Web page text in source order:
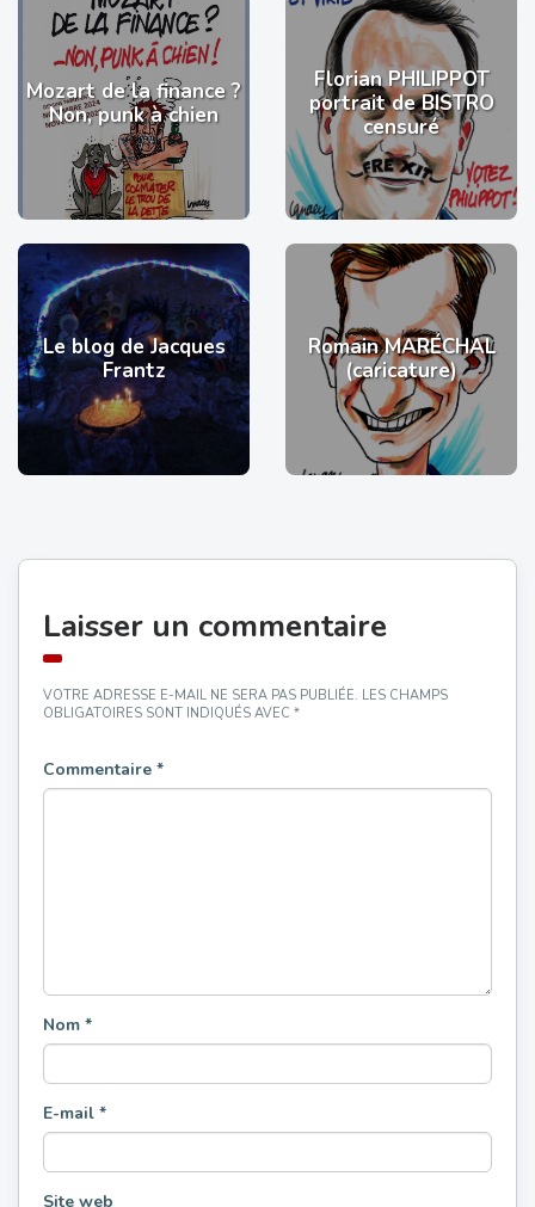
Mozart de la finance ?
Non, punk à chien
Florian PHILIPPOT
portrait de BISTRO
censuré
Le blog de Jacques
Frantz
Romain MARÉCHAL
(caricature)
Laisser un commentaire
VOTRE ADRESSE E-MAIL NE SERA PAS PUBLIÉE. LES CHAMPS
OBLIGATOIRES SONT INDIQUÉS AVEC *
Commentaire *
Nom *
E-mail *
Site web